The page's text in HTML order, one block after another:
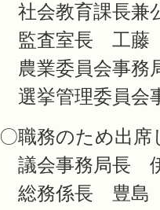
社会教育課長
監査室長 工
農業委員会事
選挙管理委員
〇職務のため出席
議会事務局長
総務係長 豊